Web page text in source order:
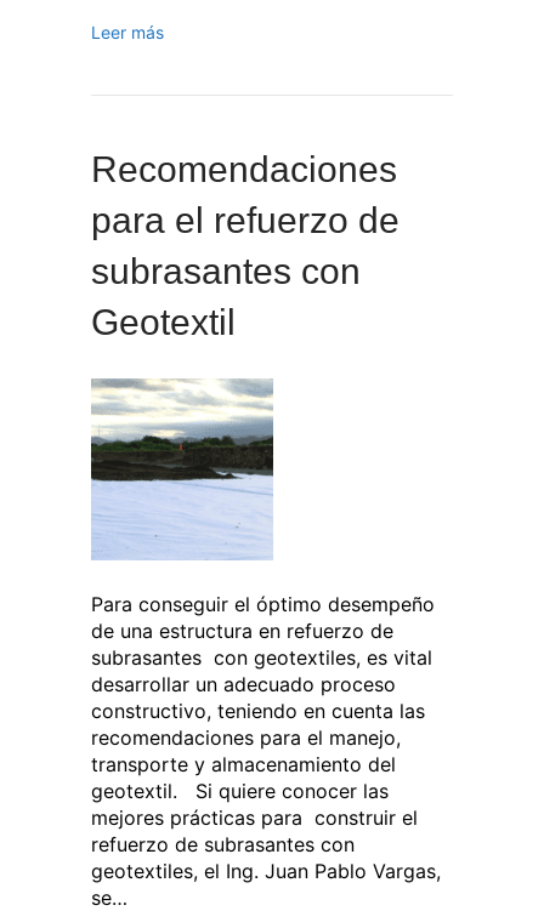
Leer más
Recomendaciones
para el refuerzo de
subrasantes con
Geotextil
Para conseguir el óptimo desempeño
de una estructura en refuerzo de
subrasantes con geotextiles, es vital
desarrollar un adecuado proceso
constructivo, teniendo en cuenta las
recomendaciones para el manejo,
transporte y almacenamiento del
geotextil. Si quiere conocer las
mejores prácticas para construir el
refuerzo de subrasantes con
geotextiles, el Ing. Juan Pablo Vargas,
se…